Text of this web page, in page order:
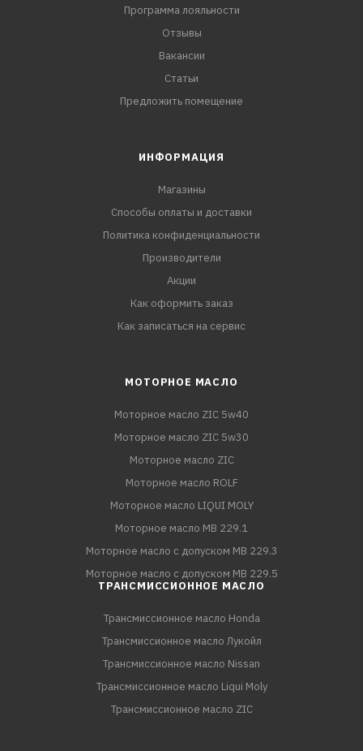
Программа лояльности
Отзывы
Вакансии
Статьи
Предложить помещение
ИНФОРМАЦИЯ
Магазины
Способы оплаты и доставки
Политика конфиденциальности
Производители
Акции
Как оформить заказ
Как записаться на сервис
МОТОРНОЕ МАСЛО
Моторное масло ZIC 5w40
Моторное масло ZIC 5w30
Моторное масло ZIC
Моторное масло ROLF
Моторное масло LIQUI MOLY
Моторное масло MB 229.1
Моторное масло с допуском MB 229.3
Моторное масло с допуском MB 229.5
ТРАНСМИССИОННОЕ МАСЛО
Трансмиссионное масло Honda
Трансмиссионное масло Лукойл
Трансмиссионное масло Nissan
Трансмиссионное масло Liqui Moly
Трансмиссионное масло ZIC